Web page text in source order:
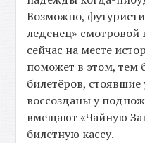
Возможно,
леденец»
сейчас на месте
поможет в этом, тем
билетёров,
воссозданы у
вмещают «Чайную
билетную кассу.